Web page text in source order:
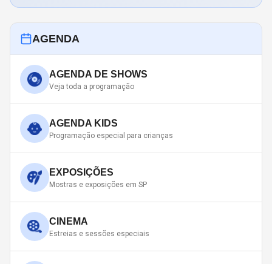
AGENDA
AGENDA DE SHOWS
Veja toda a programação
AGENDA KIDS
Programação especial para crianças
EXPOSIÇÕES
Mostras e exposições em SP
CINEMA
Estreias e sessões especiais